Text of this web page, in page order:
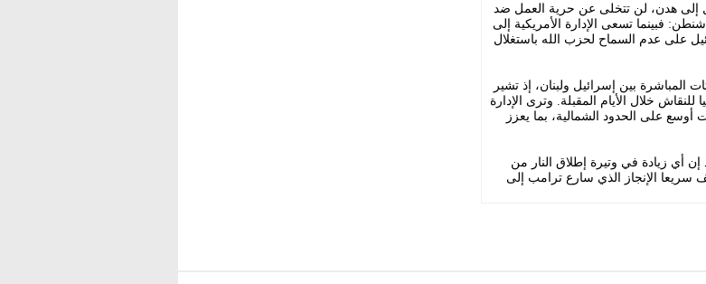
إلى هدن، لن تتخلى عن حرية العمل ضد
فبينما تسعى الإدارة الأمريكية إلى
على عدم السماح لحزب الله باستغلال
بين إسرائيل ولبنان، إذ تشير
خلال الأيام المقبلة. وترى الإدارة
أوسع على الحدود الشمالية، بما يعزز
أي زيادة في وتيرة إطلاق النار من
سريعا الإنجاز الذي سارع ترامب إلى